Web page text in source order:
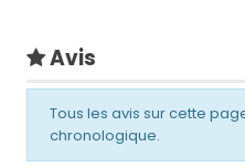
Avis
Tous les avis sur cette
chronologique.